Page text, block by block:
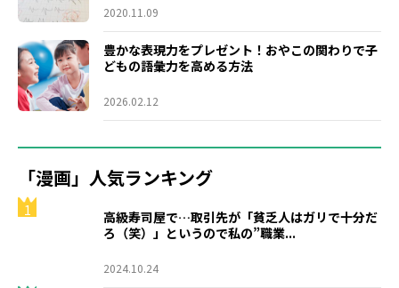
2020.11.09
豊かな表現力をプレゼント！おやこの関わりで子
どもの語彙力を高める方法
2026.02.12
「漫画」人気ランキング
1
高級寿司屋で…取引先が「貧乏人はガリで十分だ
ろ（笑）」というので私の”職業...
2024.10.24